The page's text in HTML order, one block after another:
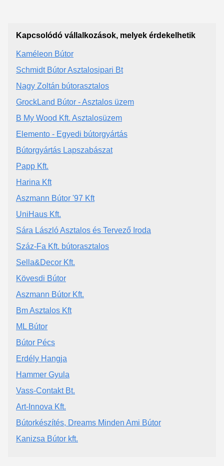
Kapcsolódó vállalkozások, melyek érdekelhetik
Kaméleon Bútor
Schmidt Bútor Asztalosipari Bt
Nagy Zoltán bútorasztalos
GrockLand Bútor - Asztalos üzem
B My Wood Kft. Asztalosüzem
Elemento - Egyedi bútorgyártás
Bútorgyártás Lapszabászat
Papp Kft.
Harina Kft
Aszmann Bútor '97 Kft
UniHaus Kft.
Sára László Asztalos és Tervező Iroda
Száz-Fa Kft. bútorasztalos
Sella&Decor Kft.
Kövesdi Bútor
Aszmann Bútor Kft.
Bm Asztalos Kft
ML Bútor
Bútor Pécs
Erdély Hangja
Hammer Gyula
Vass-Contakt Bt.
Art-Innova Kft.
Bútorkészítés, Dreams Minden Ami Bútor
Kanizsa Bútor kft.